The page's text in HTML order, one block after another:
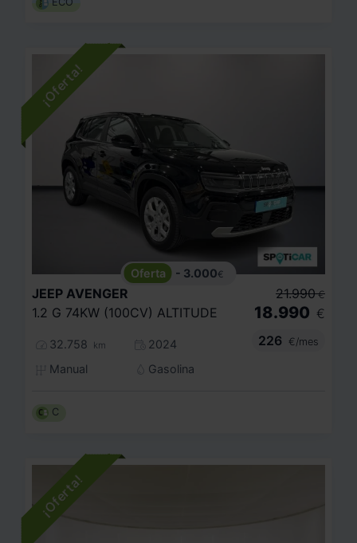
- 3.000€
JEEP AVENGER
1.2 G 74KW (100CV) ALTITUDE
32.758 km
2024
Manual
Gasolina
21.990 €
18.990 €
226
€/mes
C